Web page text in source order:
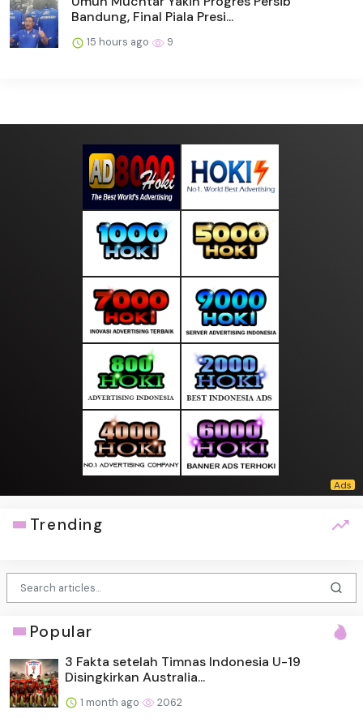
Bandung, Final Piala Presi...
15 hours ago 9
Trending
Popular
3 Fakta setelah Timnas Indonesia U-19
Disingkirkan Australia...
1 month ago 2062